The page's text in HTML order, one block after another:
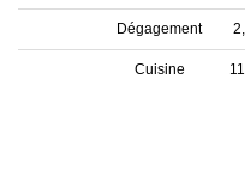
Dégagement
Cuisine